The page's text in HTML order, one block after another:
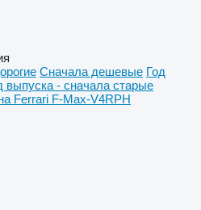
Сначала дешевые Год
выпуска - сначала старые